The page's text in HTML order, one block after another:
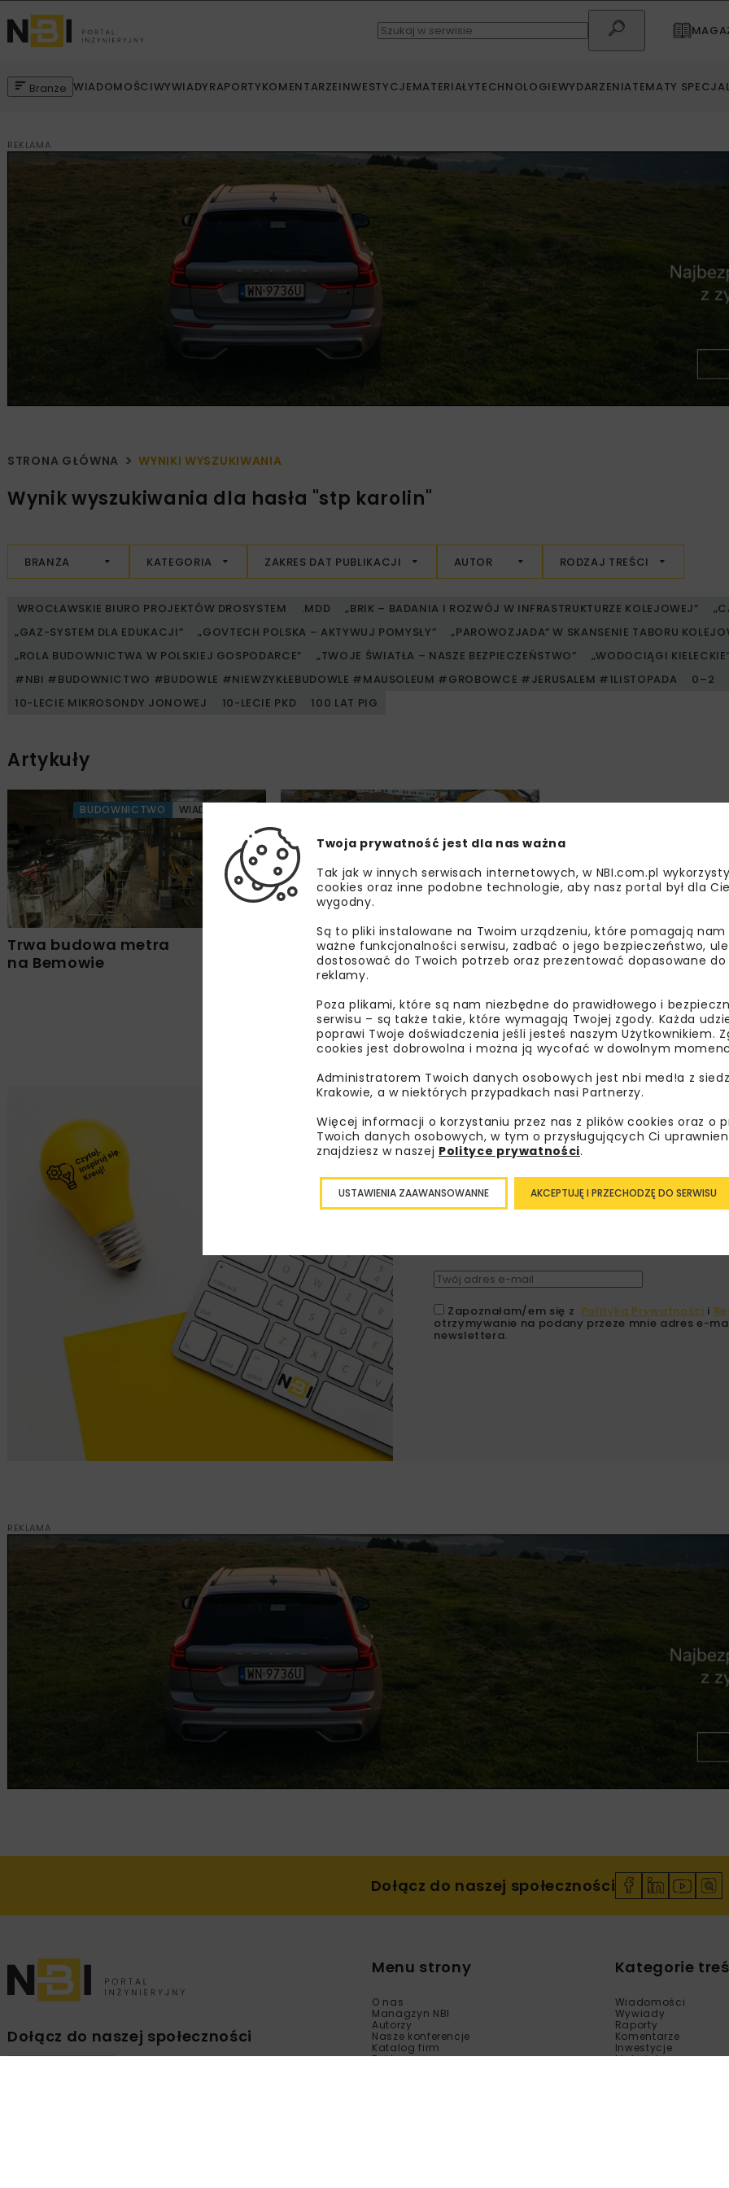
Branże WIADOMOŚCIWYWIADYRAPORTYKOMENTARZEINWESTYCJEMATERIAŁYTECHNOLOGIEWYDARZENIATEMATY
REKLAMA
STRONA GŁÓWNA WYNIKI WYSZUKIWANIA
Wynik wyszukiwania dla hasła "stp karolin"
BRANŻA KATEGORIA ZAKRES DAT PUBLIKACJI AUTOR RODZAJ TREŚCI
WROCŁAWSKIE BIURO PROJEKTÓW DROSYSTEM .MDD „BRIK – BADANIA I ROZWÓJ W INFRASTRUKTURZE KOLEJOWEJ”
„GAZ-SYSTEM DLA EDUKACJI”
„GOVTECH POLSKA – AKTYWUJ POMYSŁY”
„PAROWOZJADA” W SKANSENIE TABORU
„ROLA BUDOWNICTWA W POLSKIEJ GOSPODARCE”
„TWOJE ŚWIATŁA – NASZE BEZPIECZEŃSTWO”
„WODOCIĄGI
#NBI #BUDOWNICTWO #BUDOWLE #NIEWZYKŁEBUDOWLE #MAUSOLEUM #GROBOWCE #JERUSALEM #1LISTOPADA
0–2
10-LECIE MIKROSONDY JONOWEJ
10-LECIE PKD 100 LAT PIG
Artykuły
BUDOWNICTWO WIADOMOŚCI
Trwa budowa metra
na Bemowie
Średniowieczne znaleziska
na budowie warszawskiego
metra
Lubisz wiedzieć więcej?
Zapisz się do newslettera aby
branżowe, zaproszenia na wydarzenia,
Zapoznałam/em się z Polityką Prywatności i
otrzymywanie na podany przeze mnie adres e-
newslettera.
REKLAMA
Dołącz do naszej społeczności
Dołącz do naszej społeczności
Menu strony
O nas
Managzyn NBI
Autorzy
Nasze konferencje
Katalog firm
Reklama
Kategorie
Wiadomości
Wywiady
Raporty
Komentarze
Inwestycje
Materiały
Twoja prywatność jest dla nas ważna
Tak jak w innych serwisach internetowych, w NBI.com.pl
cookies oraz inne podobne technologie, aby nasz portal był dla
wygodny.
Są to pliki instalowane na Twoim urządzeniu, które pomagają nam
ważne funkcjonalności serwisu, zadbać o jego bezpieczeństwo,
dostosować do Twoich potrzeb oraz prezentować dopasowane
reklamy.
Poza plikami, które są nam niezbędne do prawidłowego i
serwisu – są także takie, które wymagają Twojej zgody. Każda
poprawi Twoje doświadczenia jeśli jesteś naszym Użytkownikiem.
cookies jest dobrowolna i można ją wycofać w dowolnym
Administratorem Twoich danych osobowych jest nbi med!a z
Krakowie, a w niektórych przypadkach nasi Partnerzy.
Więcej informacji o korzystaniu przez nas z plików cookies oraz o
Twoich danych osobowych, w tym o przysługujących Ci
znajdziesz w naszej Polityce prywatności.
AKCEPTUJĘ I PRZECHODZĘ DO SERWISU
USTAWIENIA ZAAWANSOWANNE